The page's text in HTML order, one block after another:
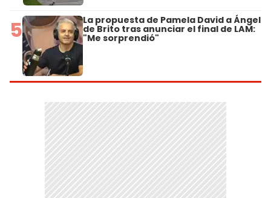
5 La propuesta de Pamela David a Ángel
de Brito tras anunciar el final de LAM:
"Me sorprendió"